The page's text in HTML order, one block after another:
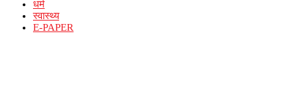
धर्म
स्वास्थ्य
E-PAPER